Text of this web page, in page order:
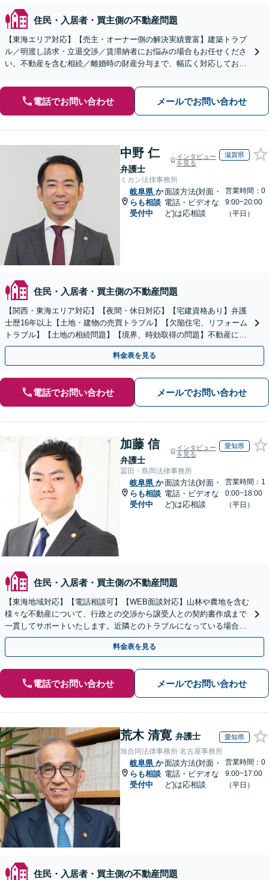
住民・入居者・買主側の不動産問題
【東海エリア対応】【売主・オーナー側の解決実績豊富】建築トラブ
ル／明渡し請求・立退交渉／賃滞納者にお悩みの場合もお任せくださ
い。不動産を含む相続／離婚時の財産分与まで、幅広く対応しており
電話でお問い合わせ メールでお問い合わせ
中野 仁
弁護士
インタビュー
を見る
滋賀県
ミカン法律事務所
岐阜県 か
らも相談
受付中
面談方法(対面・
電話・ビデオな
ど)は応相談
営業時間：0
9:00~20:00
（平日）
住民・入居者・買主側の不動産問題
【関西・東海エリア対応】【夜間・休日対応】【宅建資格あり】弁護
士歴16年以上【土地・建物の売買トラブル】【欠陥住宅、リフォーム
トラブル】【土地の相続問題】【境界、時効取得の問題】不動産に関
するトラブル全般の解決に豊富な経験あり。
料金表を見る
電話でお問い合わせ メールでお問い合わせ
加藤 信
弁護士
インタビュー
を見る
愛知県
冨田・島岡法律事務所
岐阜県 か
らも相談
受付中
面談方法(対面・
電話・ビデオな
ど)は応相談
営業時間：1
0:00~18:00
（平日）
住民・入居者・買主側の不動産問題
【東海地域対応】【電話相談可】【WEB面談対応】山林や農地を含む
様々な不動産について、行政との交渉から譲受人との契約書作成まで
一貫してサポートいたします。近隣とのトラブルになっている場合
や、解決が難航している案件でも、ぜひご相談ください。
料金表を見る
電話でお問い合わせ メールでお問い合わせ
荒木 清寛 弁護士 愛知県
旭合同法律事務所 名古屋事務所
岐阜県 か
らも相談
受付中
面談方法(対面・
電話・ビデオな
ど)は応相談
営業時間：0
9:00~17:00
（平日）
住民・入居者・買主側の不動産問題